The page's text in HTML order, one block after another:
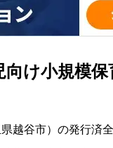
向け小規模
越谷市）の発行済